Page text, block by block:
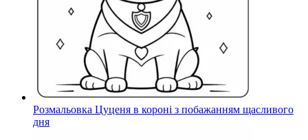
Розмальовка Цуценя в короні з побажанням щасливого
дня